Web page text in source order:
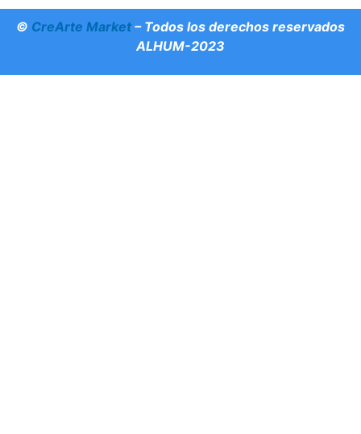
© CreArte Market – Todos los derechos reservados
ALHUM-2023